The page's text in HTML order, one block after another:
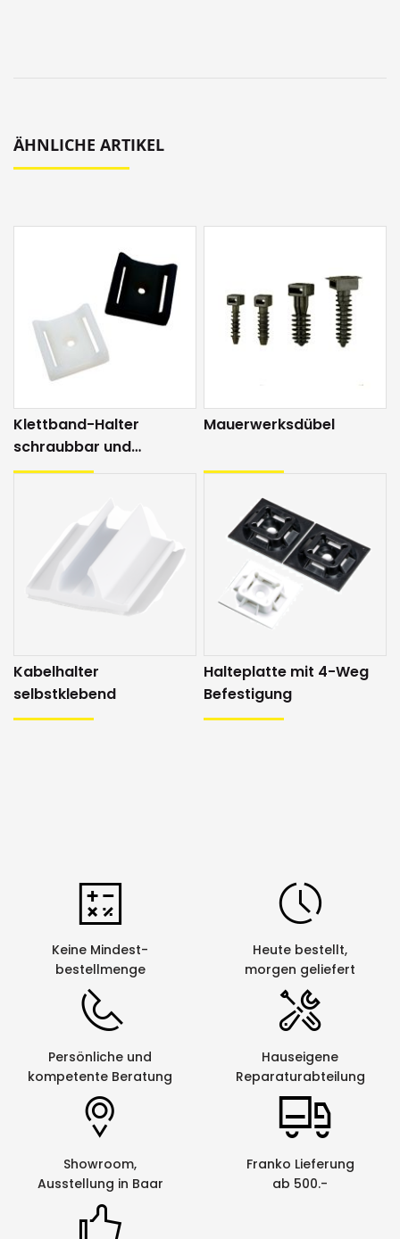
ÄHNLICHE ARTIKEL
Klettband-Halter
schraubbar und
selbstklebend
Mauerwerksdübel
Kabelhalter
selbstklebend
Halteplatte mit 4-Weg
Befestigung
Keine Mindest-
bestellmenge
Heute bestellt,
morgen geliefert
Persönliche und
kompetente Beratung
Hauseigene
Reparaturabteilung
Showroom,
Ausstellung in Baar
Franko Lieferung
ab 500.-